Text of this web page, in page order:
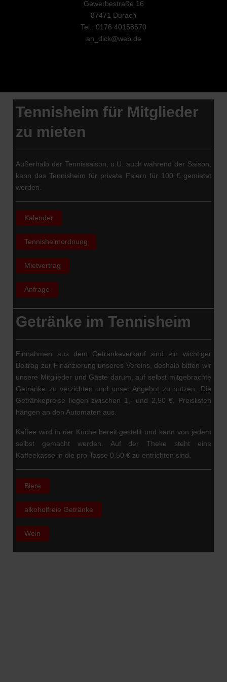
Gewerbestraße 16
87471 Durach
Tel.: 0176 40158570
an_dick@web.de
Tennisheim für Mitglieder
zu mieten
Außerhalb der Tennissaison, u.U. auch während der Saison,
kann das Tennisheim für private Feiern für 100 € gemietet
werden.
Kalender
Tennisheimordnung
Mietvertrag
Anfrage
Getränke im Tennisheim
Einnahmen aus dem Getränkeverkauf sind ein wichtiger
Beitrag zur Finanzierung unseres Vereins, deshalb bitten wir
unsere Mitglieder und Gäste darum, auf selbst mitgebrachte
Getränke zu verzichten und unser Angebot zu nutzen. Die
Getränkepreise liegen zwischen 1,- und 2,50 €. Preislisten
hängen an den Automaten aus.
Kaffee wird in der Küche bereit gestellt und kann von jedem
selbst gemacht werden. Auf der Theke steht eine
Kaffeekasse in die pro Tasse 0,50 € zu entrichten sind.
Biere
alkoholfreie Getränke
Wein